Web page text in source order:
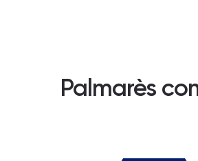
Palmarès